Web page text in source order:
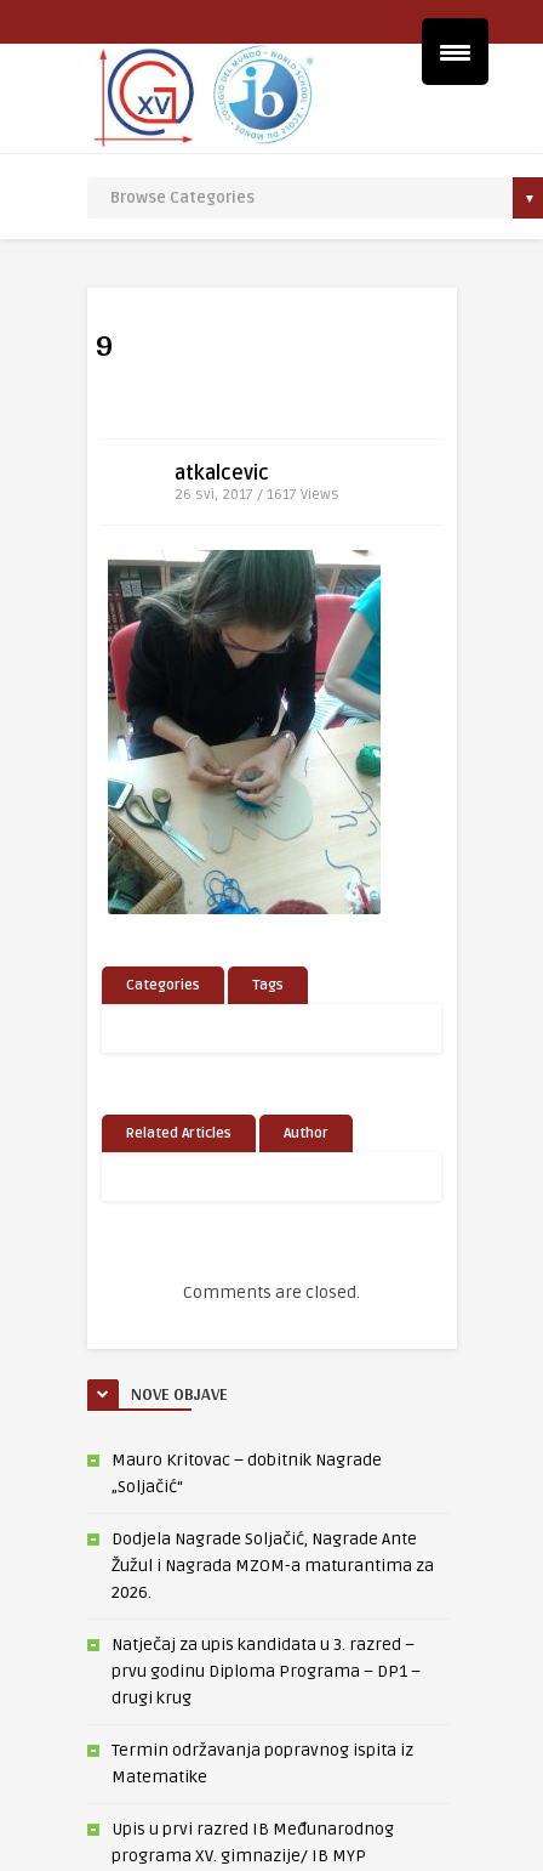
9
atkalcevic
26 svi, 2017 / 1617 Views
Categories Tags
Related Articles Author
Comments are closed.
NOVE OBJAVE
Mauro Kritovac – dobitnik Nagrade
„Soljačić“
Dodjela Nagrade Soljačić, Nagrade Ante
Žužul i Nagrada MZOM-a maturantima za
2026.
Natječaj za upis kandidata u 3. razred –
prvu godinu Diploma Programa – DP1 –
drugi krug
Termin održavanja popravnog ispita iz
Matematike
Upis u prvi razred IB Međunarodnog
programa XV. gimnazije/ IB MYP